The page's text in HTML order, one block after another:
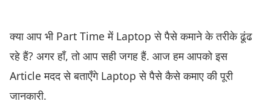
क्या आप भी Part Time में Laptop से पैसे कमाने के तरीके ढूंढ
रहे हैं? अगर हाँ, तो आप सही जगह हैं. आज हम आपको इस
Article मदद से बताएँगे Laptop से पैसे कैसे कमाए की पूरी
जानकारी.